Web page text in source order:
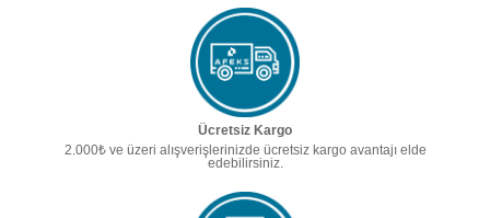
Ücretsiz Kargo
2.000₺ ve üzeri alışverişlerinizde ücretsiz kargo avantajı elde
edebilirsiniz.